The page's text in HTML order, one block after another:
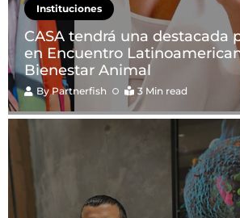
Instituciones
CASA tendrá una destacada
en Encuentro
Bienestar Animal
By Partnerfish 3 Min read